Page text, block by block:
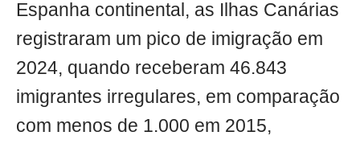
Espanha continental, as Ilhas Canárias
registraram um pico de imigração em
2024, quando receberam 46.843
imigrantes irregulares, em comparação
com menos de 1.000 em 2015,